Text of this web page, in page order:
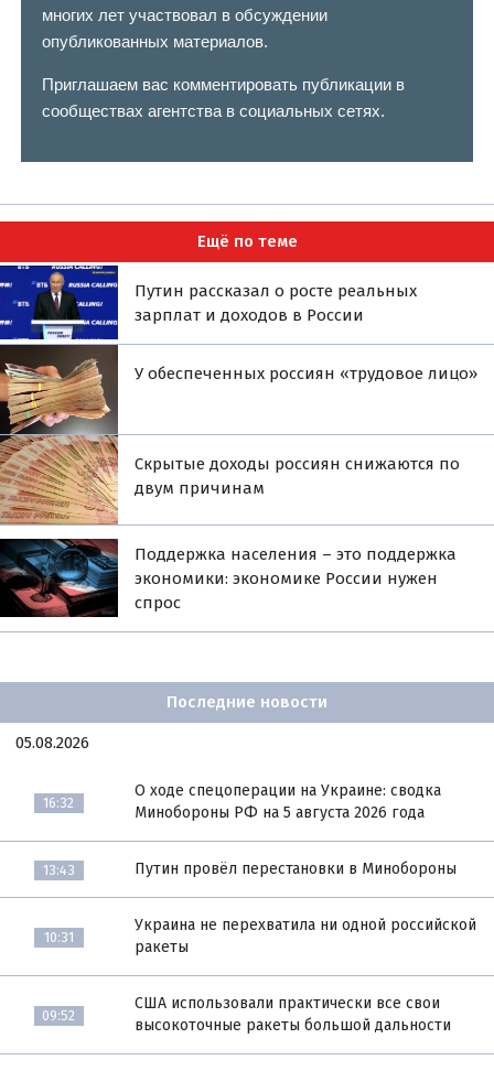
многих лет участвовал в обсуждении
опубликованных материалов.
Приглашаем вас комментировать публикации в
сообществах агентства в социальных сетях.
Ещё по теме
Путин рассказал о росте реальных
зарплат и доходов в России
У обеспеченных россиян «трудовое лицо»
Скрытые доходы россиян снижаются по
двум причинам
Поддержка населения – это поддержка
экономики: экономике России нужен
спрос
Последние новости
05.08.2026
16:32
О ходе спецоперации на Украине: сводка
Минобороны РФ на 5 августа 2026 года
13:43 Путин провёл перестановки в Минобороны
10:31
Украина не перехватила ни одной российской
ракеты
09:52
США использовали практически все свои
высокоточные ракеты большой дальности